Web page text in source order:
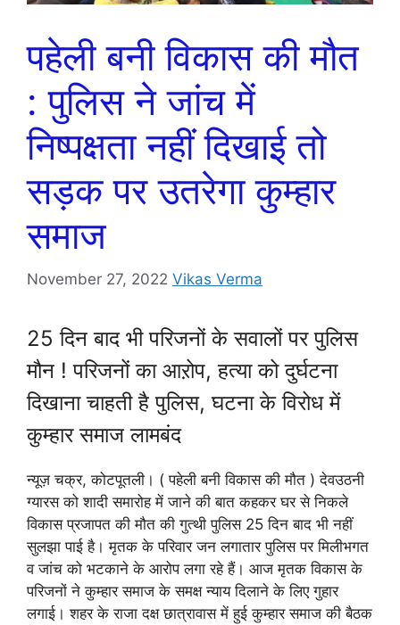
पहेली बनी विकास की मौत
: पुलिस ने जांच में
निष्पक्षता नहीं दिखाई तो
सड़क पर उतरेगा कुम्हार
समाज
November 27, 2022 Vikas Verma
25 दिन बाद भी परिजनों के सवालों पर पुलिस
मौन ! परिजनों का आऱोप, हत्या को दुर्घटना
दिखाना चाहती है पुलिस, घटना के विरोध में
कुम्हार समाज लामबंद
न्यूज़ चक्र, कोटपूतली। ( पहेली बनी विकास की मौत ) देवउठनी
ग्यारस को शादी समारोह में जाने की बात कहकर घर से निकले
विकास प्रजापत की मौत की गुत्थी पुलिस 25 दिन बाद भी नहीं
सुलझा पाई है। मृतक के परिवार जन लगातार पुलिस पर मिलीभगत
व जांच को भटकाने के आरोप लगा रहे हैं। आज मृतक विकास के
परिजनों ने कुम्हार समाज के समक्ष न्याय दिलाने के लिए गुहार
लगाई। शहर के राजा दक्ष छात्रावास में हुई कुम्हार समाज की बैठक